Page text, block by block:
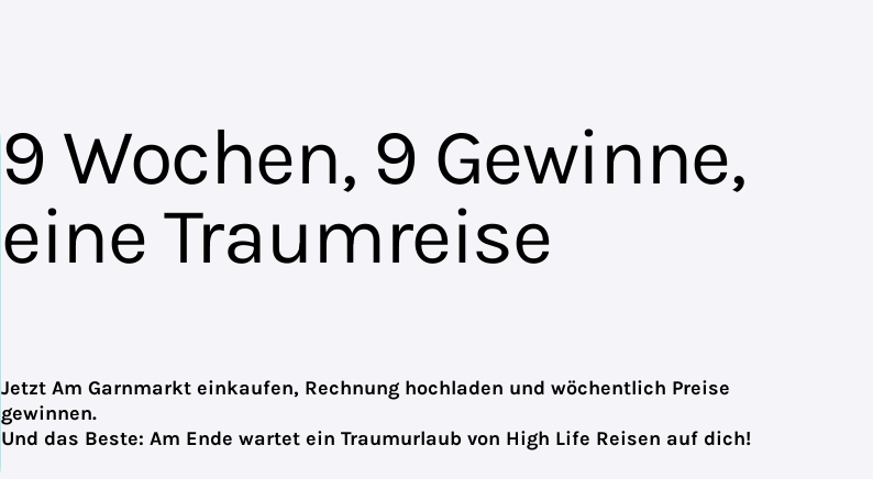
9 Wochen, 9 Gewinne,
eine Traumreise
Jetzt Am Garnmarkt einkaufen, Rechnung hochladen und wöchentlich Preise
gewinnen.
Und das Beste: Am Ende wartet ein Traumurlaub von High Life Reisen auf dich!